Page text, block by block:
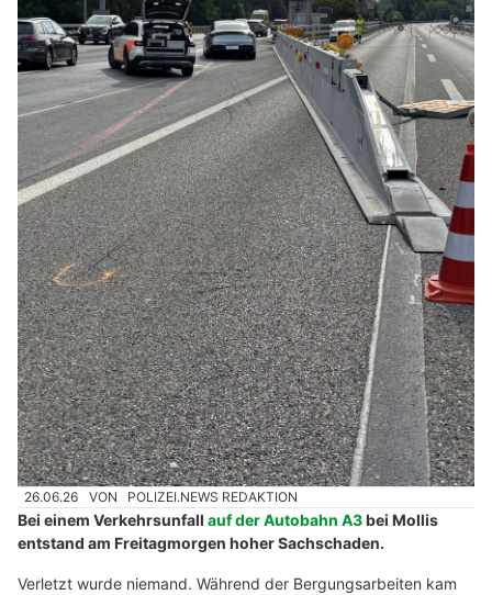
26.06.26 VON POLIZEI.NEWS REDAKTION
Bei einem Verkehrsunfall auf der Autobahn A3bei Mollis
entstand am Freitagmorgen hoher Sachschaden.
Verletzt wurde niemand. Während der Bergungsarbeiten kam